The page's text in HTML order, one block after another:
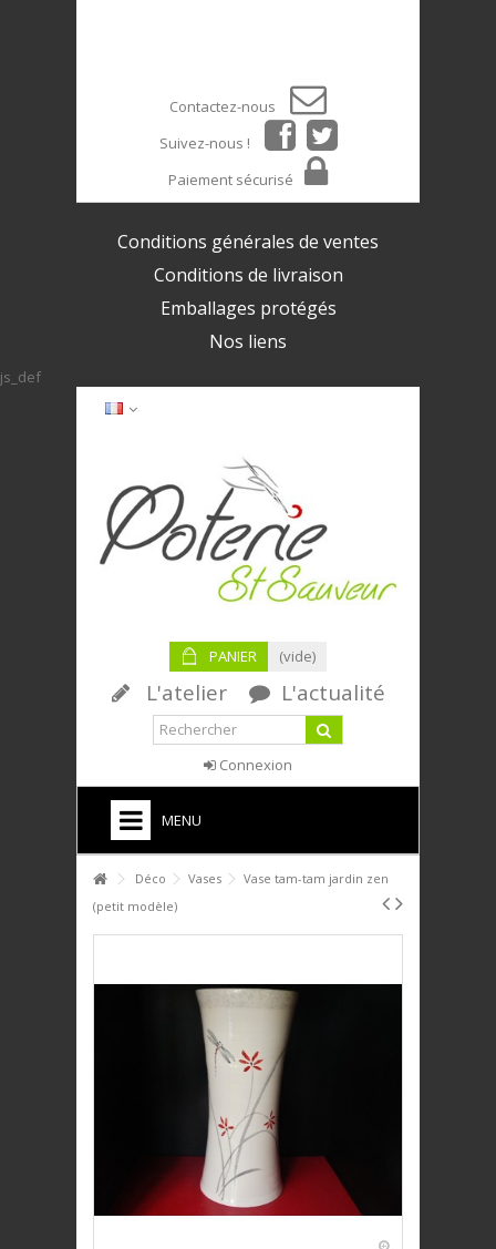
Contactez-nous
Suivez-nous !
Paiement sécurisé
Conditions générales de ventes
Conditions de livraison
Emballages protégés
Nos liens
js_def
PANIER (vide)
L'atelier L'actualité
Connexion
MENU
HOME
PTIT DÉJ'
PLAQUES DÉCORATIVES
UNIVERS ENFANTS
PRESTIGE
Déco Vases
Vase tam-tam jardin zen
(petit modèle)